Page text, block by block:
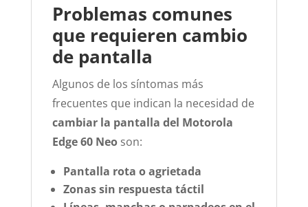
Problemas comunes
que requieren cambio
de pantalla
Algunos de los síntomas más
frecuentes que indican la necesidad de
cambiar la pantalla del Motorola
Edge 60 Neoson:
Pantalla rota o agrietada
Zonas sin respuesta táctil